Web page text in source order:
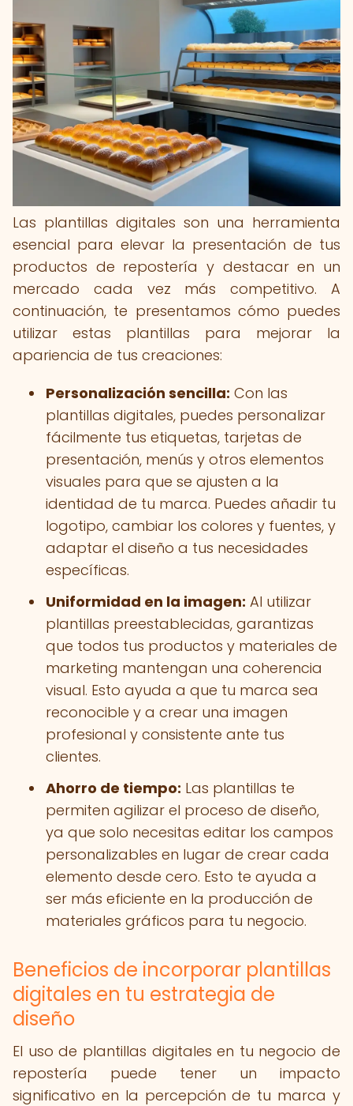
Las plantillas digitales son una herramienta
esencial para elevar la presentación de tus
productos de repostería y destacar en un
mercado cada vez más competitivo. A
continuación, te presentamos cómo puedes
utilizar estas plantillas para mejorar la
apariencia de tus creaciones:
Personalización sencilla: Con las
plantillas digitales, puedes personalizar
fácilmente tus etiquetas, tarjetas de
presentación, menús y otros elementos
visuales para que se ajusten a la
identidad de tu marca. Puedes añadir tu
logotipo, cambiar los colores y fuentes, y
adaptar el diseño a tus necesidades
específicas.
Uniformidad en la imagen: Al utilizar
plantillas preestablecidas, garantizas
que todos tus productos y materiales de
marketing mantengan una coherencia
visual. Esto ayuda a que tu marca sea
reconocible y a crear una imagen
profesional y consistente ante tus
clientes.
Ahorro de tiempo: Las plantillas te
permiten agilizar el proceso de diseño,
ya que solo necesitas editar los campos
personalizables en lugar de crear cada
elemento desde cero. Esto te ayuda a
ser más eficiente en la producción de
materiales gráficos para tu negocio.
Beneficios de incorporar plantillas
digitales en tu estrategia de
diseño
El uso de plantillas digitales en tu negocio de
repostería puede tener un impacto
significativo en la percepción de tu marca y